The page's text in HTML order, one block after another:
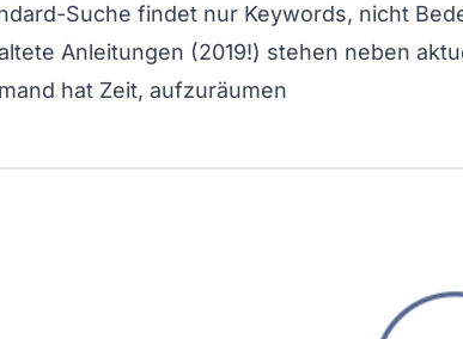
Suche findet nur Keywords, nicht
Anleitungen (2019!) stehen neben
hat Zeit, aufzuräumen